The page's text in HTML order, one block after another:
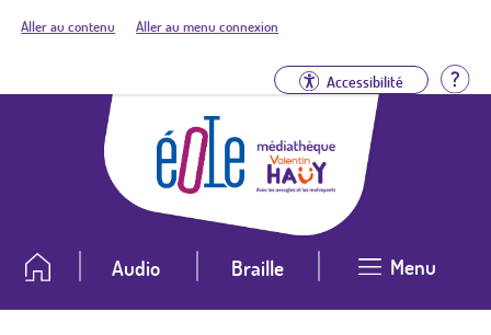
Aller au contenu Aller au menu connexion
Accessibilité
Audio Braille Menu